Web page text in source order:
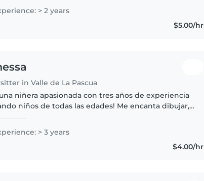
idiomas, hacer..
> 2 years
$5.00/hr
in Valle de La Pascua
una niñera apasionada con tres años de experiencia
niños de todas las edades! Me encanta dibujar,
> 3 years
$4.00/hr